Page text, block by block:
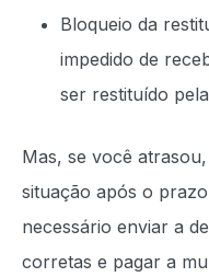
Bloqueio da
impedido de
ser restituído
Mas, se você
situação após o
necessário enviar a
corretas e pagar a